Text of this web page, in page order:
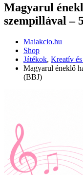
Magyarul
szempillával –
Maiakcio.hu
Shop
Játékok, Kreatív
Magyarul éneklő
(BBJ)